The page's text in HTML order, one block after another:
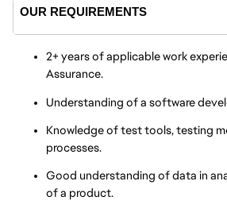
OUR REQUIREMENTS
2+ years of applicable work
Assurance.
Understanding of a software
Knowledge of test tools, testing
processes.
Good understanding of data in
of a product.